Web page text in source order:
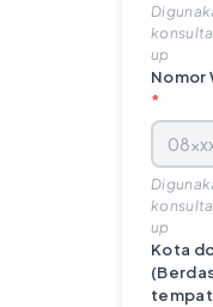
up
Nomor
*
up
Kota